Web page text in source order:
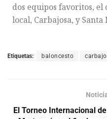
dos equipos favoritos,
local, Carbajosa, y Santa
Etiquetas: baloncesto
El Torneo Internacional